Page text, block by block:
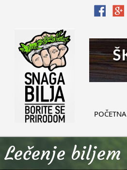
POČETNA
Lečenje biljem